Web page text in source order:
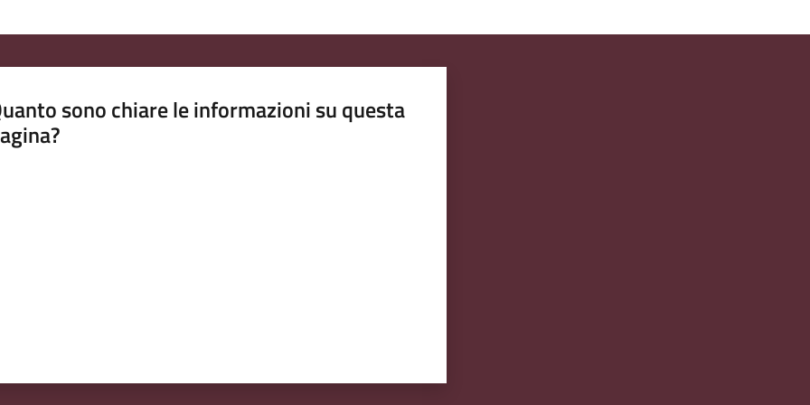
sono chiare le informazioni su questa